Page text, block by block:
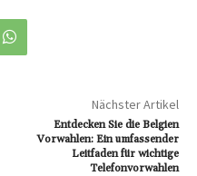
Nächster Artikel
Entdecken Sie die Belgien
Vorwahlen: Ein umfassender
Leitfaden für wichtige
Telefonvorwahlen